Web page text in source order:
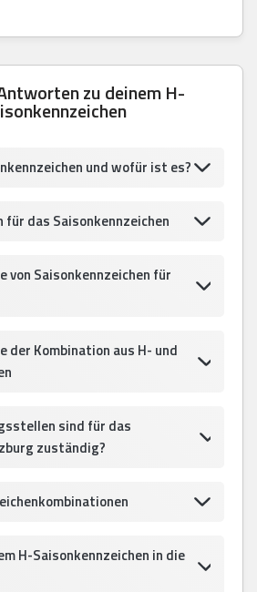
zu deinem H-
und wofür ist es?
das Saisonkennzeichen
von Saisonkennzeichen für
der Kombination aus H- und
sind für das
zuständig?
H-Saisonkennzeichen in die